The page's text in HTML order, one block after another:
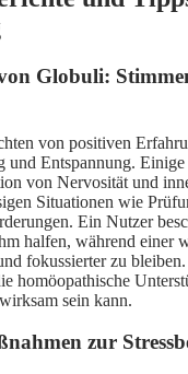
Globuli:
von positiven
und Entspannung. Einige
von Nervosität und
Situationen wie
Ein Nutzer
halfen, während einer
fokussierter zu
homöopathische
sein kann.
zur